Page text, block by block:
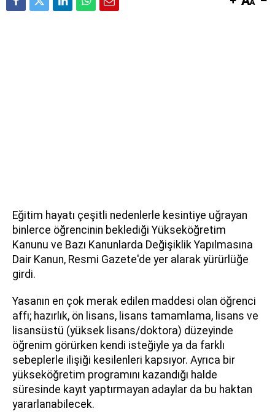
Eğitim hayatı çeşitli nedenlerle kesintiye uğrayan
binlerce öğrencinin beklediği Yükseköğretim
Kanunu ve Bazı Kanunlarda Değişiklik Yapılmasına
Dair Kanun, Resmi Gazete'de yer alarak yürürlüğe
girdi.
Yasanın en çok merak edilen maddesi olan öğrenci
affı; hazırlık, ön lisans, lisans tamamlama, lisans ve
lisansüstü (yüksek lisans/doktora) düzeyinde
öğrenim görürken kendi isteğiyle ya da farklı
sebeplerle ilişiği kesilenleri kapsıyor. Ayrıca bir
yükseköğretim programını kazandığı halde
süresinde kayıt yaptırmayan adaylar da bu haktan
yararlanabilecek.